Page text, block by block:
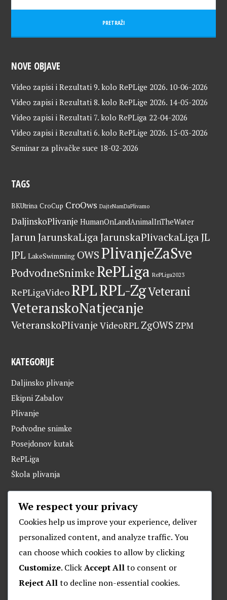
NOVE OBJAVE
Video zapisi i Rezultati 9. kolo RePLige 2026. 10-06-2026
Video zapisi i Rezultati 8. kolo RePLige 2026. 14-05-2026
Video zapisi i Rezultati 7. kolo RePLiga 22-04-2026
Video zapisi i Rezultati 6. kolo RePLige 2026. 15-03-2026
Seminar za plivačke suce 18-02-2026
TAGS
BKUtrina CroCup CroOws DajteNamDaPlivamo
DaljinskoPlivanje HumanOnLandAnimalInTheWater
JarunJarunskaLiga JarunskaPlivackaLiga JL
JPL LakeSwimming OWS PlivanjeZaSve
PodvodneSnimkeRePLiga RePLiga2023
RePLigaVideoRPLRPL-ZgVeterani
VeteranskoNatjecanje
VeteranskoPlivanje VideoRPL ZgOWS ZPM
KATEGORIJE
Daljinsko plivanje
Ekipni Zabalov
Plivanje
Podvodne snimke
Posejdonov kutak
RePLiga
Škola plivanja
ARHIVA
O POSEJDONU
Plivački klub “Posejdon”
We respect your privacy
Cookies help us improve your experience, deliver
personalized content, and analyze traffic. You
can choose which cookies to allow by clicking
Customize. ClickAccept Allto consent or
Reject Allto decline non-essential cookies.